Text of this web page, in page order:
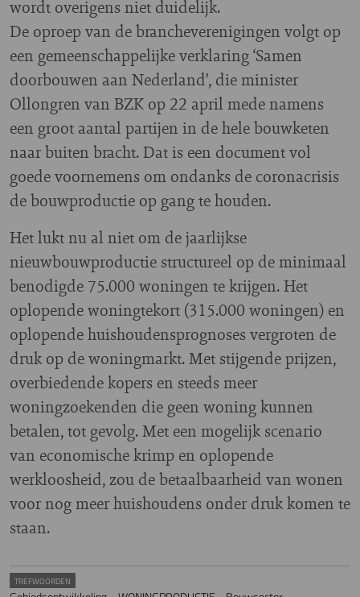
wordt overigens niet duidelijk.
De oproep van de brancheverenigingen volgt op
een gemeenschappelijke verklaring ‘Samen
doorbouwen aan Nederland’, die minister
Ollongren van BZK op 22 april mede namens
een groot aantal partijen in de hele bouwketen
naar buiten bracht. Dat is een document vol
goede voornemens om ondanks de coronacrisis
de bouwproductie op gang te houden.
Het lukt nu al niet om de jaarlijkse
nieuwbouwproductie structureel op de minimaal
benodigde 75.000 woningen te krijgen. Het
oplopende woningtekort (315.000 woningen) en
oplopende huishoudensprognoses vergroten de
druk op de woningmarkt. Met stijgende prijzen,
overbiedende kopers en steeds meer
woningzoekenden die geen woning kunnen
betalen, tot gevolg. Met een mogelijk scenario
van economische krimp en oplopende
werkloosheid, zou de betaalbaarheid van wonen
voor nog meer huishoudens onder druk komen te
staan.
TREFWOORDEN